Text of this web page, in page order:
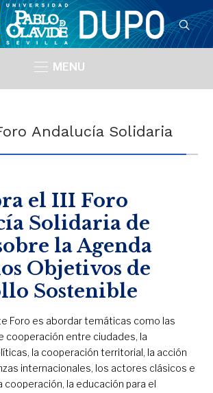
MENU
Andalucía Solidaria
el III Foro
Solidaria de
la Agenda
Objetivos de
Sostenible
Foro es abordar temáticas como las
cooperación entre ciudades, la
la cooperación territorial, la acción
internacionales, los actores clásicos e
cooperación, la educación para el